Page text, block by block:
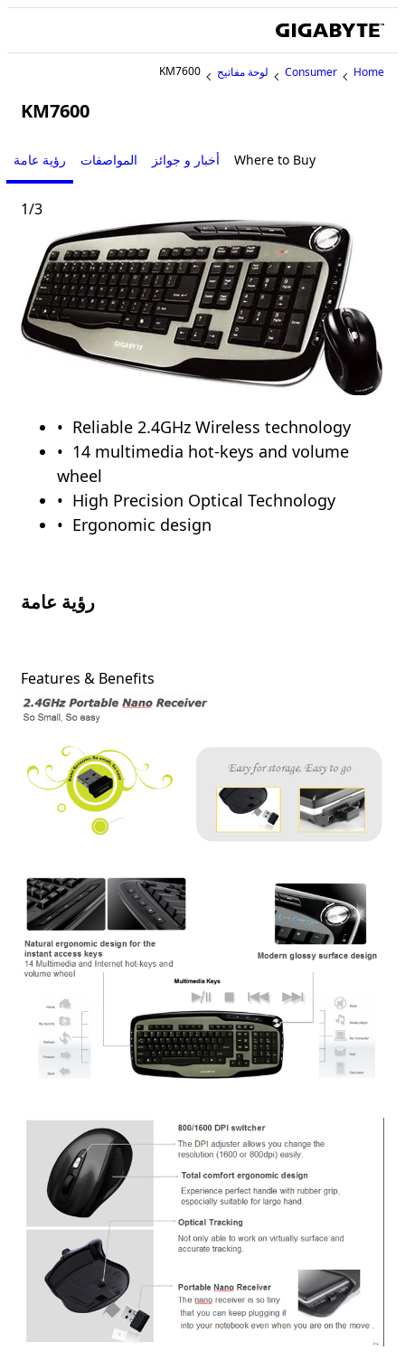
Home
Consumer لوحة مفاتيح KM7600
KM7600
رؤية عامة المواصفات أخبار و جوائز Where to Buy
1/3
Reliable 2.4GHz Wireless technology
14 multimedia hot-keys and volume
wheel
High Precision Optical Technology
Ergonomic design
رؤية عامة
Features & Benefits